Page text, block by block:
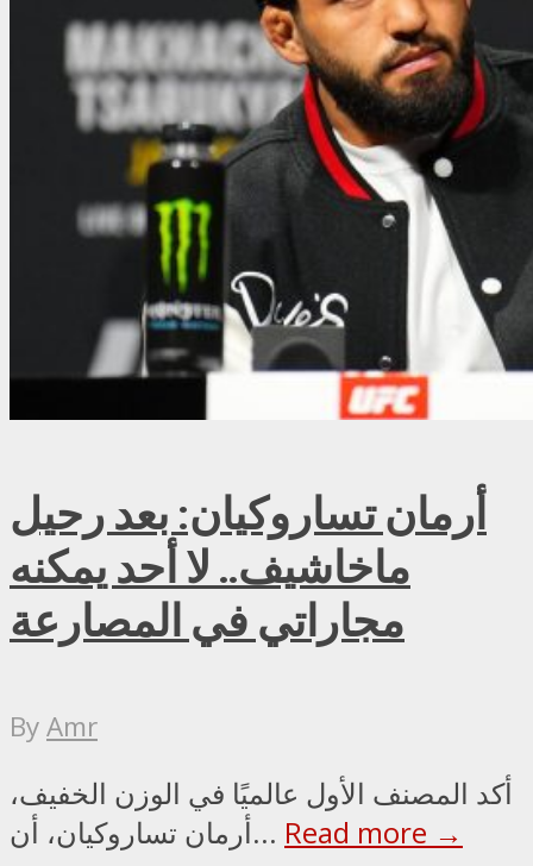
أرمان تساروكيان: بعد رحيل
ماخاشيف.. لا أحد يمكنه
مجاراتي في المصارعة
ByAmr
أكد المصنف الأول عالميًا في الوزن الخفيف،
أرمان تساروكيان، أن... Read more →